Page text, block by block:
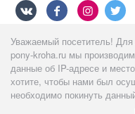
Мы принимаем
Уважаемый посетитель!
pony-kroha.ru мы
данные об IP-адресе и
хотите, чтобы нами был
необходимо покинуть